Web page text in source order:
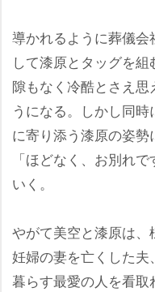
導かれるように葬儀会
して漆原とタッグを
隙もなく冷酷とさえ
うになる。しかし同
に寄り添う漆原の姿勢
「ほどなく、お別れ
いく。
がて美空と漆原は、
妊婦の妻を亡くした
暮らす最愛の人を看